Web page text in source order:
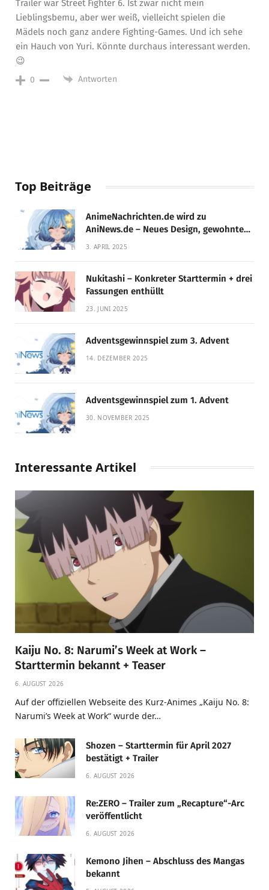
Trailer war Street Fighter 6. Ist zwar nicht mein
Lieblingsbemu, aber wer weiß, vielleicht spielen die
Mädels noch ganz andere Fighting-Games. Und ich sehe
ein Hauch von Yuri. Könnte durchaus interessant werden.
😉
0 Antworten
Top Beiträge
AnimeNachrichten.de wird zu
AniNews.de – Neues Design, gewohnte
Qualität!
3. APRIL 2025
Nukitashi – Konkreter Starttermin + drei
Fassungen enthüllt
23. JUNI 2025
Adventsgewinnspiel zum 3. Advent
14. DEZEMBER 2025
Adventsgewinnspiel zum 1. Advent
30. NOVEMBER 2025
Interessante Artikel
Kaiju No. 8: Narumi’s Week at Work –
Starttermin bekannt + Teaser
6. AUGUST 2026
Auf der offiziellen Webseite des Kurz-Animes „Kaiju No. 8:
Narumi’s Week at Work“ wurde der…
Shozen – Starttermin für April 2027
bestätigt + Trailer
6. AUGUST 2026
Re:ZERO – Trailer zum „Recapture“-Arc
veröffentlicht
6. AUGUST 2026
Kemono Jihen – Abschluss des Mangas
bekannt